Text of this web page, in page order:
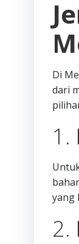
Di
dari
1.
yang
2.